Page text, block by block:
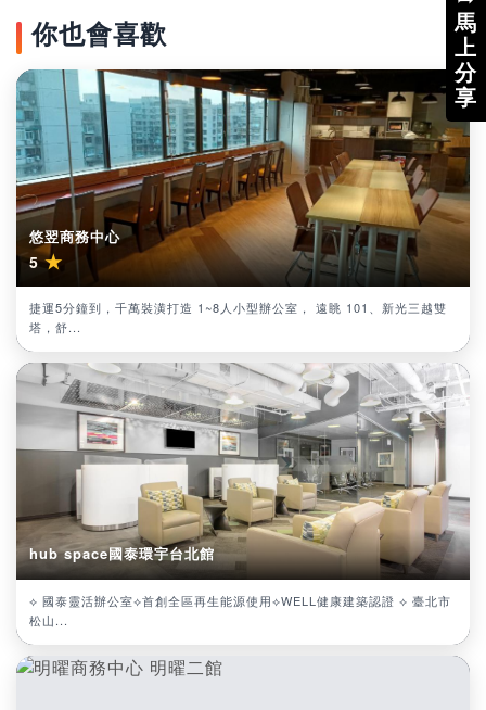
馬
上
分
享
你也會喜歡
悠翌商務中心
5★
捷運5分鐘到，千萬裝潢打造 1~8人小型辦公室， 遠眺 101、新光三越雙
塔，舒...
hub space國泰環宇台北館
⟡ 國泰靈活辦公室⟡首創全區再生能源使用⟡WELL健康建築認證 ⟡ 臺北市
松山...